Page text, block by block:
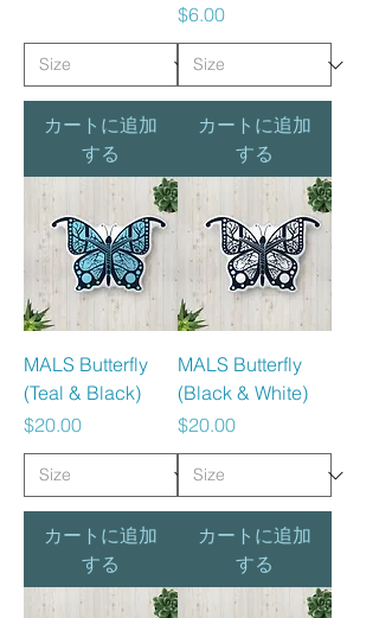
カートに追加
する
価格
$6.00
カートに追加
する
MALS Butterfly
(Teal & Black)
価格
$20.00
カートに追加
する
MALS Butterfly
(Black & White)
価格
$20.00
カートに追加
する